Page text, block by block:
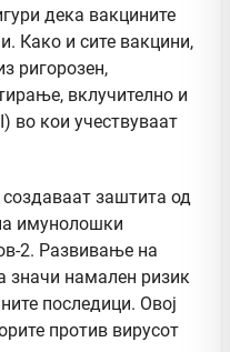
дека вакцините
Како и сите вакцини,
ригорозен,
вклучително и
во кои учествуваат
создаваат заштита од
имунолошки
2. Развивање на
значи намален ризик
последици. Овој
против вирусот